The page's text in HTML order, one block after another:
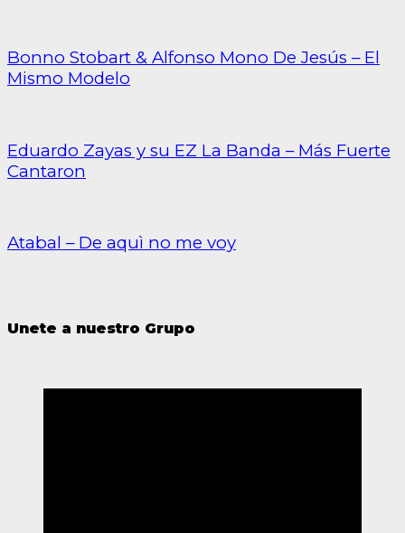
Bonno Stobart & Alfonso Mono De Jesús – El
Mismo Modelo
Eduardo Zayas y su EZ La Banda – Más Fuerte
Cantaron
Atabal – De aquì no me voy
Unete a nuestro Grupo